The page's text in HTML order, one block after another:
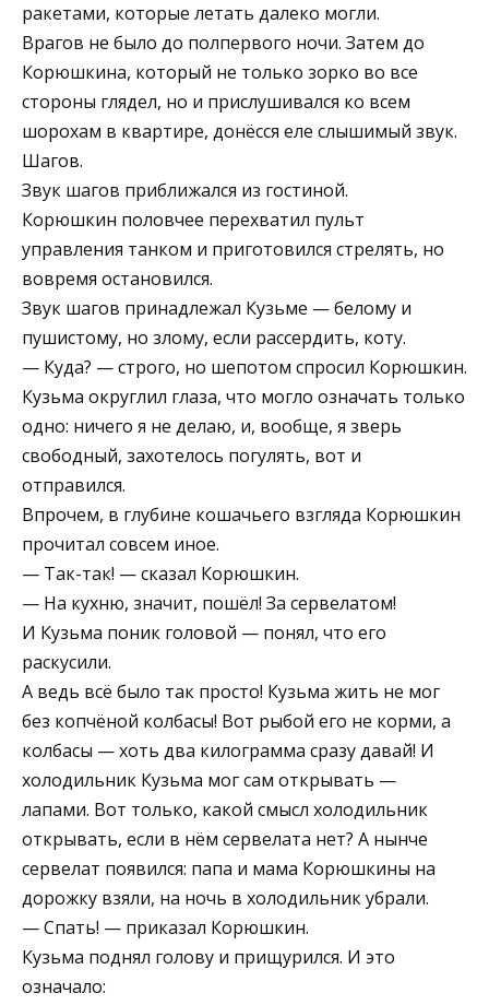
ракетами, которые летать далеко могли.
Врагов не было до полпервого ночи. Затем до
Корюшкина, который не только зорко во все
стороны глядел, но и прислушивался ко всем
шорохам в квартире, донёсся еле слышимый звук.
Шагов.
Звук шагов приближался из гостиной.
Корюшкин половчее перехватил пульт
управления танком и приготовился стрелять, но
вовремя остановился.
Звук шагов принадлежал Кузьме — белому и
пушистому, но злому, если рассердить, коту.
— Куда? — строго, но шепотом спросил Корюшкин.
Кузьма округлил глаза, что могло означать только
одно: ничего я не делаю, и, вообще, я зверь
свободный, захотелось погулять, вот и
отправился.
Впрочем, в глубине кошачьего взгляда Корюшкин
прочитал совсем иное.
— Так-так! — сказал Корюшкин.
— На кухню, значит, пошёл! За сервелатом!
И Кузьма поник головой — понял, что его
раскусили.
А ведь всё было так просто! Кузьма жить не мог
без копчёной колбасы! Вот рыбой его не корми, а
колбасы — хоть два килограмма сразу давай! И
холодильник Кузьма мог сам открывать —
лапами. Вот только, какой смысл холодильник
открывать, если в нём сервелата нет? А нынче
сервелат появился: папа и мама Корюшкины на
дорожку взяли, на ночь в холодильник убрали.
— Спать! — приказал Корюшкин.
Кузьма поднял голову и прищурился. И это
означало: